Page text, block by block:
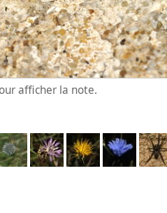
afficher la note.